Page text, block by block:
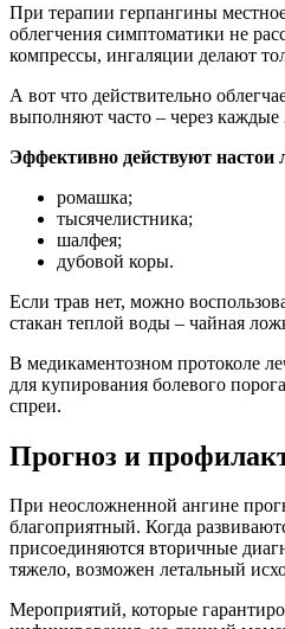
При терапии герпангины
облегчения симптоматики не
компрессы, ингаляции делают
А вот что действительно
выполняют часто – через каждые
Эффективно действуют настои
ромашка;
тысячелистника;
шалфея;
дубовой коры.
Если трав нет, можно
стакан теплой воды – чайная
В медикаментозном протоколе
для купирования болевого
спреи.
Прогноз и
При неосложненной ангине
благоприятный. Когда
присоединяются вторичные
тяжело, возможен летальный
Мероприятий, которые